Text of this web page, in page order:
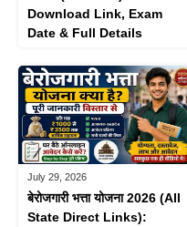
Download Link, Exam
Date & Full Details
July 29, 2026
बेरोजगारी भत्ता योजना 2026 (All
State Direct Links):